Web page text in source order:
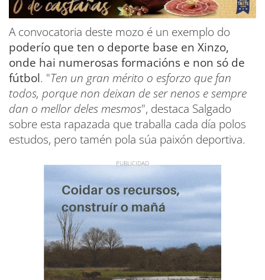
A convocatoria deste mozo é un exemplo do
poderío que ten o deporte base en Xinzo,
onde hai numerosas formacións e non só de
fútbol. "Ten un gran mérito o esforzo que fan
todos, porque non deixan de ser nenos e sempre
dan o mellor deles mesmos", destaca Salgado
sobre esta rapazada que traballa cada día polos
estudos, pero tamén pola súa paixón deportiva.